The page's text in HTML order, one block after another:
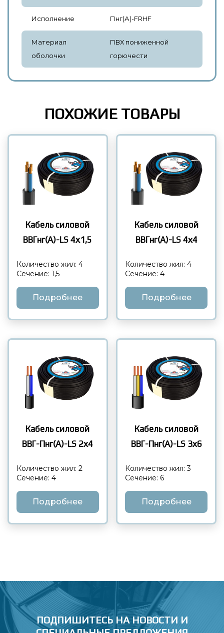
Исполнение Пнг(А)-FRHF
Материал
оболочки
ПВХ пониженной
горючести
ПОХОЖИЕ ТОВАРЫ
Кабель силовой
ВВГнг(А)-LS 4х1,5
Количество жил: 4
Сечение: 1,5
Подробнее
Кабель силовой
ВВГнг(А)-LS 4х4
Количество жил: 4
Сечение: 4
Подробнее
Кабель силовой
ВВГ-Пнг(А)-LS 2х4
Количество жил: 2
Сечение: 4
Подробнее
Кабель силовой
ВВГ-Пнг(А)-LS 3х6
Количество жил: 3
Сечение: 6
Подробнее
ПОДПИШИТЕСЬ НА НОВОСТИ И